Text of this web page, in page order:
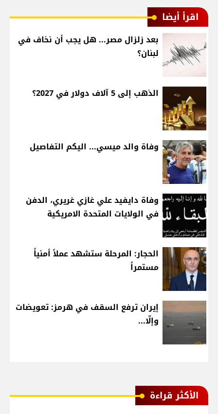
اقرأ أيضا
بعد زلزال مصر... هل يجب أن نخاف في
لبنان؟
الذهب إلى 5 آلاف دولار في 2027؟
وفاة والد ميسي... اليكم التفاصيل
وفاة دايفيد علي غازي غريري، الدفن
في الولايات المتحدة الامريكية
الحجار: المرحلة ستشهد عملاً أمنياً
مستمراً
إيران ترفع السقف في هرمز: تعويضات
وإلّا...
الأكثر قراءة